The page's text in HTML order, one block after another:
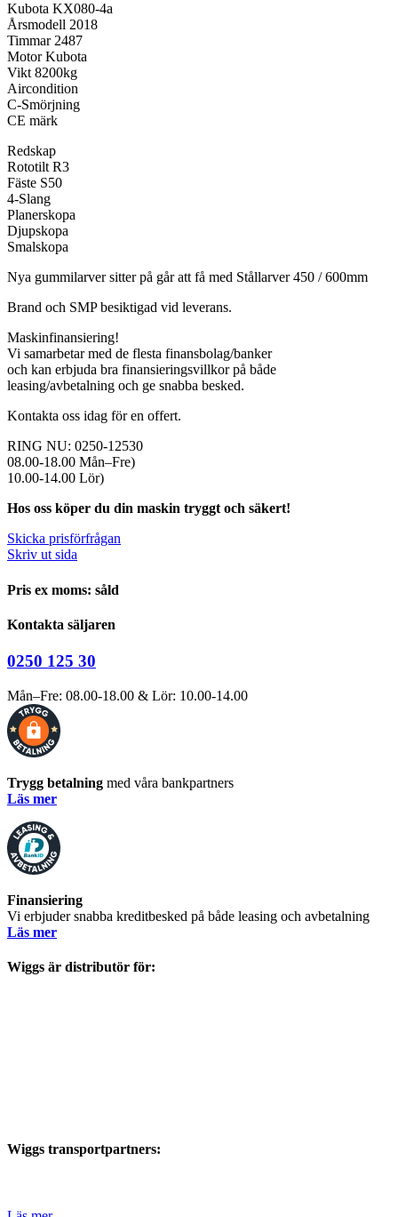
Kubota KX080-4a
Årsmodell 2018
Timmar 2487
Motor Kubota
Vikt 8200kg
Aircondition
C-Smörjning
CE märk
Redskap
Rototilt R3
Fäste S50
4-Slang
Planerskopa
Djupskopa
Smalskopa
Nya gummilarver sitter på går att få med Stållarver 450 / 600mm
Brand och SMP besiktigad vid leverans.
Maskinfinansiering!
Vi samarbetar med de flesta finansbolag/banker
och kan erbjuda bra finansieringsvillkor på både
leasing/avbetalning och ge snabba besked.
Kontakta oss idag för en offert.
RING NU: 0250-12530
08.00-18.00 Mån–Fre)
10.00-14.00 Lör)
Hos oss köper du din maskin tryggt och säkert!
Skicka prisförfrågan
Skriv ut sida
Pris ex moms: såld
Kontakta säljaren
0250 125 30
Mån–Fre: 08.00-18.00 & Lör: 10.00-14.00
Trygg betalning med våra bankpartners
Läs mer
Finansiering
Vi erbjuder snabba kreditbesked på både leasing och avbetalning
Läs mer
Wiggs är distributör för:
Wiggs transportpartners: